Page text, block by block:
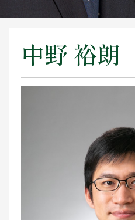
中野 裕朗